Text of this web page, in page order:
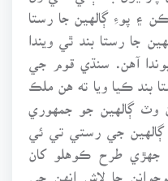
ڪن ۽ پوءِ ڳالهين جا رستا
جا رستا بند ٿي ويندا
آهن. سنڌي قوم جي
بند ڪيا ويا ته هن ملڪ
وٽ ڳالهين جو جمهوري
ڳالهين جي رستي تي ئي
طرح ڪوهلو کان
جا لاش انهن جي